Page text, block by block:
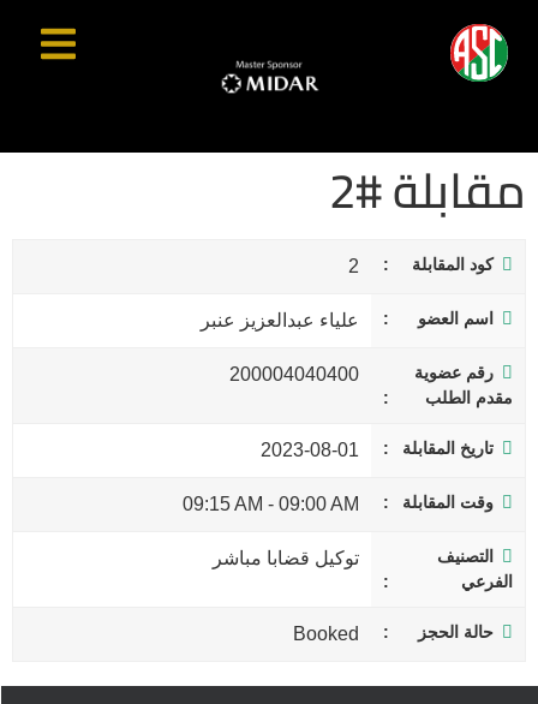
مقابلة #2
كود المقابلة 2
اسم العضو علياء عبدالعزيز عنبر
رقم عضوية
مقدم الطلب
200004040400
تاريخ المقابلة 2023-08-01
وقت المقابلة 09:00 AM
-
09:15 AM
التصنيف
الفرعي
توكيل قضابا مباشر
حالة الحجز Booked